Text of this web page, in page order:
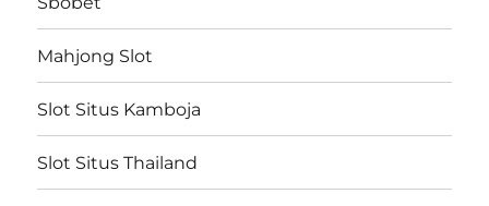
Mahjong Slot
Slot Situs Kamboja
Slot Situs Thailand